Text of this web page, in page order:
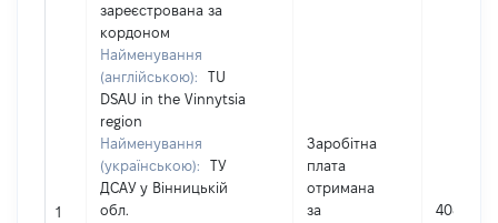
1
зареєстрована за
кордоном
Найменування
(англійською):
TU
DSAU in the Vinnytsia
region
Найменування
(українською):
ТУ
ДСАУ у Вінницькій
обл.
Заробітна
плата
отримана
за
40846